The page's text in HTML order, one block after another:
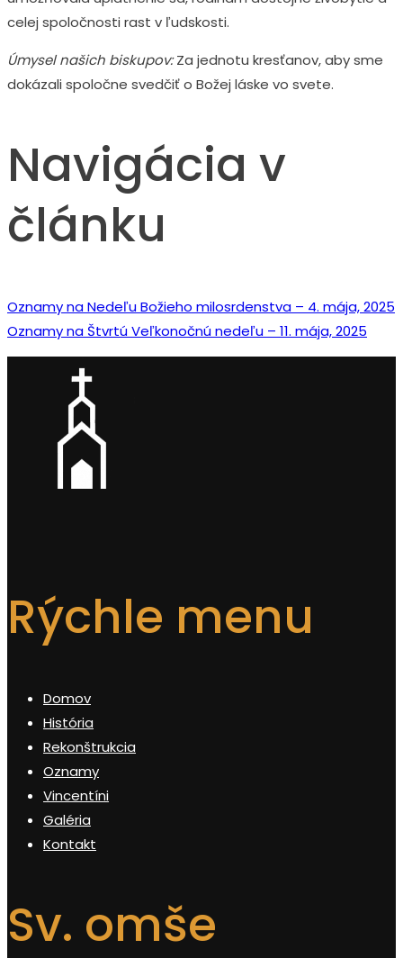
celej spoločnosti rast v ľudskosti.
Úmysel našich biskupov:Za jednotu kresťanov, aby sme
dokázali spoločne svedčiť o Božej láske vo svete.
Navigácia v
článku
Oznamy na Nedeľu Božieho milosrdenstva – 4. mája, 2025
Oznamy na Štvrtú Veľkonočnú nedeľu – 11. mája, 2025
Rýchle menu
Domov
História
Rekonštrukcia
Oznamy
Vincentíni
Galéria
Kontakt
Sv. omše